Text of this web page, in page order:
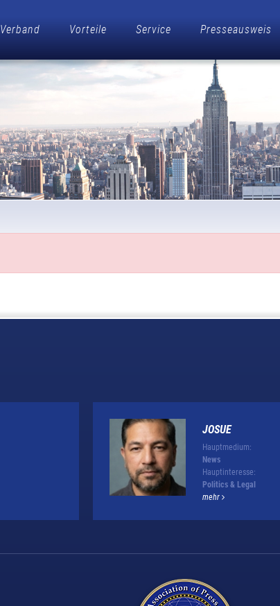
Verband Vorteile Service Presseausweis
JOSUE
Hauptmedium:
News
Hauptinteresse:
Politics & Legal
mehr